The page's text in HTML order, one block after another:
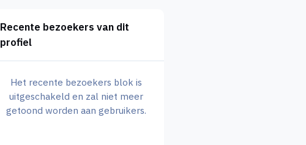
Recente bezoekers van dit
profiel
Het recente bezoekers blok is
uitgeschakeld en zal niet meer
getoond worden aan gebruikers.